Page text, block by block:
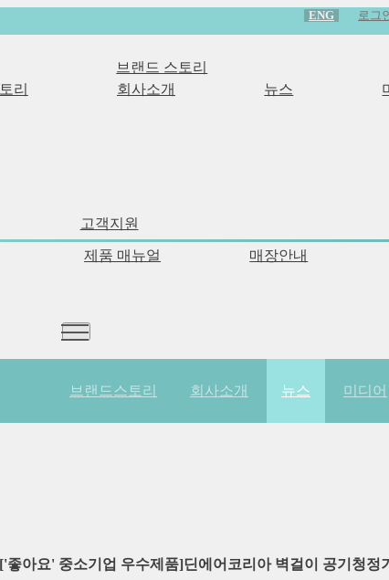
ENG 로그
브랜드 스토리
리
회사소개 뉴스
고객지원
제품 매뉴얼 매장안내
을 만듭니다"
브랜드스토리 회사소개 뉴스 미디어
['좋아요' 중소기업 우수제품]딘에어코리아 벽걸이 공기청정